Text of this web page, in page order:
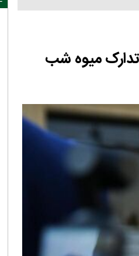
از تولید داخل/فزایش ۳ برابری تدارک میوه شب